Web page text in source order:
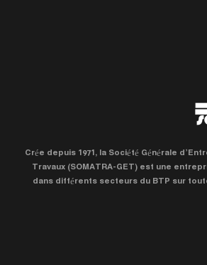
Crée depuis 1971, la Société Générale
Travaux (SOMATRA-GET) est une
dans différents secteurs du BTP sur